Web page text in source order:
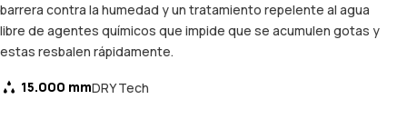
barrera contra la humedad y un tratamiento repelente al agua
libre de agentes químicos que impide que se acumulen gotas y
estas resbalen rápidamente.
15.000 mmDRY Tech